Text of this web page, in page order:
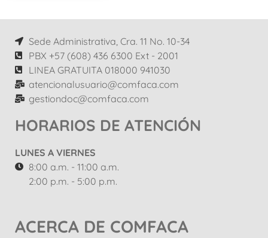
Sede Administrativa, Cra. 11 No. 10-34
PBX +57 (608) 436 6300 Ext - 2001
LINEA GRATUITA 018000 941030
atencionalusuario@comfaca.com
gestiondoc@comfaca.com
HORARIOS DE ATENCIÓN
LUNES A VIERNES
8:00 a.m. - 11:00 a.m.
2:00 p.m. - 5:00 p.m.
ACERCA DE COMFACA